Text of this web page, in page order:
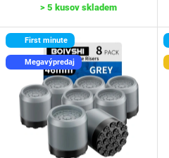
> 5 kusov skladem
First minute
Megavýpredaj